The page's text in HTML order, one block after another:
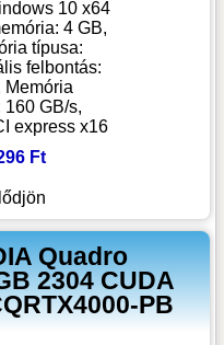
10 x64
4 GB,
típusa:
felbontás:
Memória
GB/s,
express x16
Ft
Quadro
2304 CUDA
PB